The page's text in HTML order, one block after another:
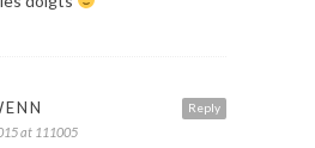
Reply
at 111005